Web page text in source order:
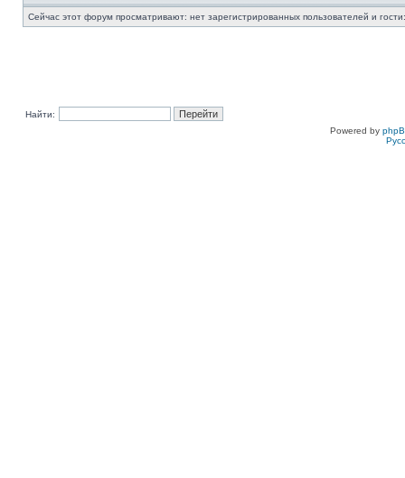
Сейчас этот форум просматривают: нет зарегистрированных пользователей и
Найти:
Powered by